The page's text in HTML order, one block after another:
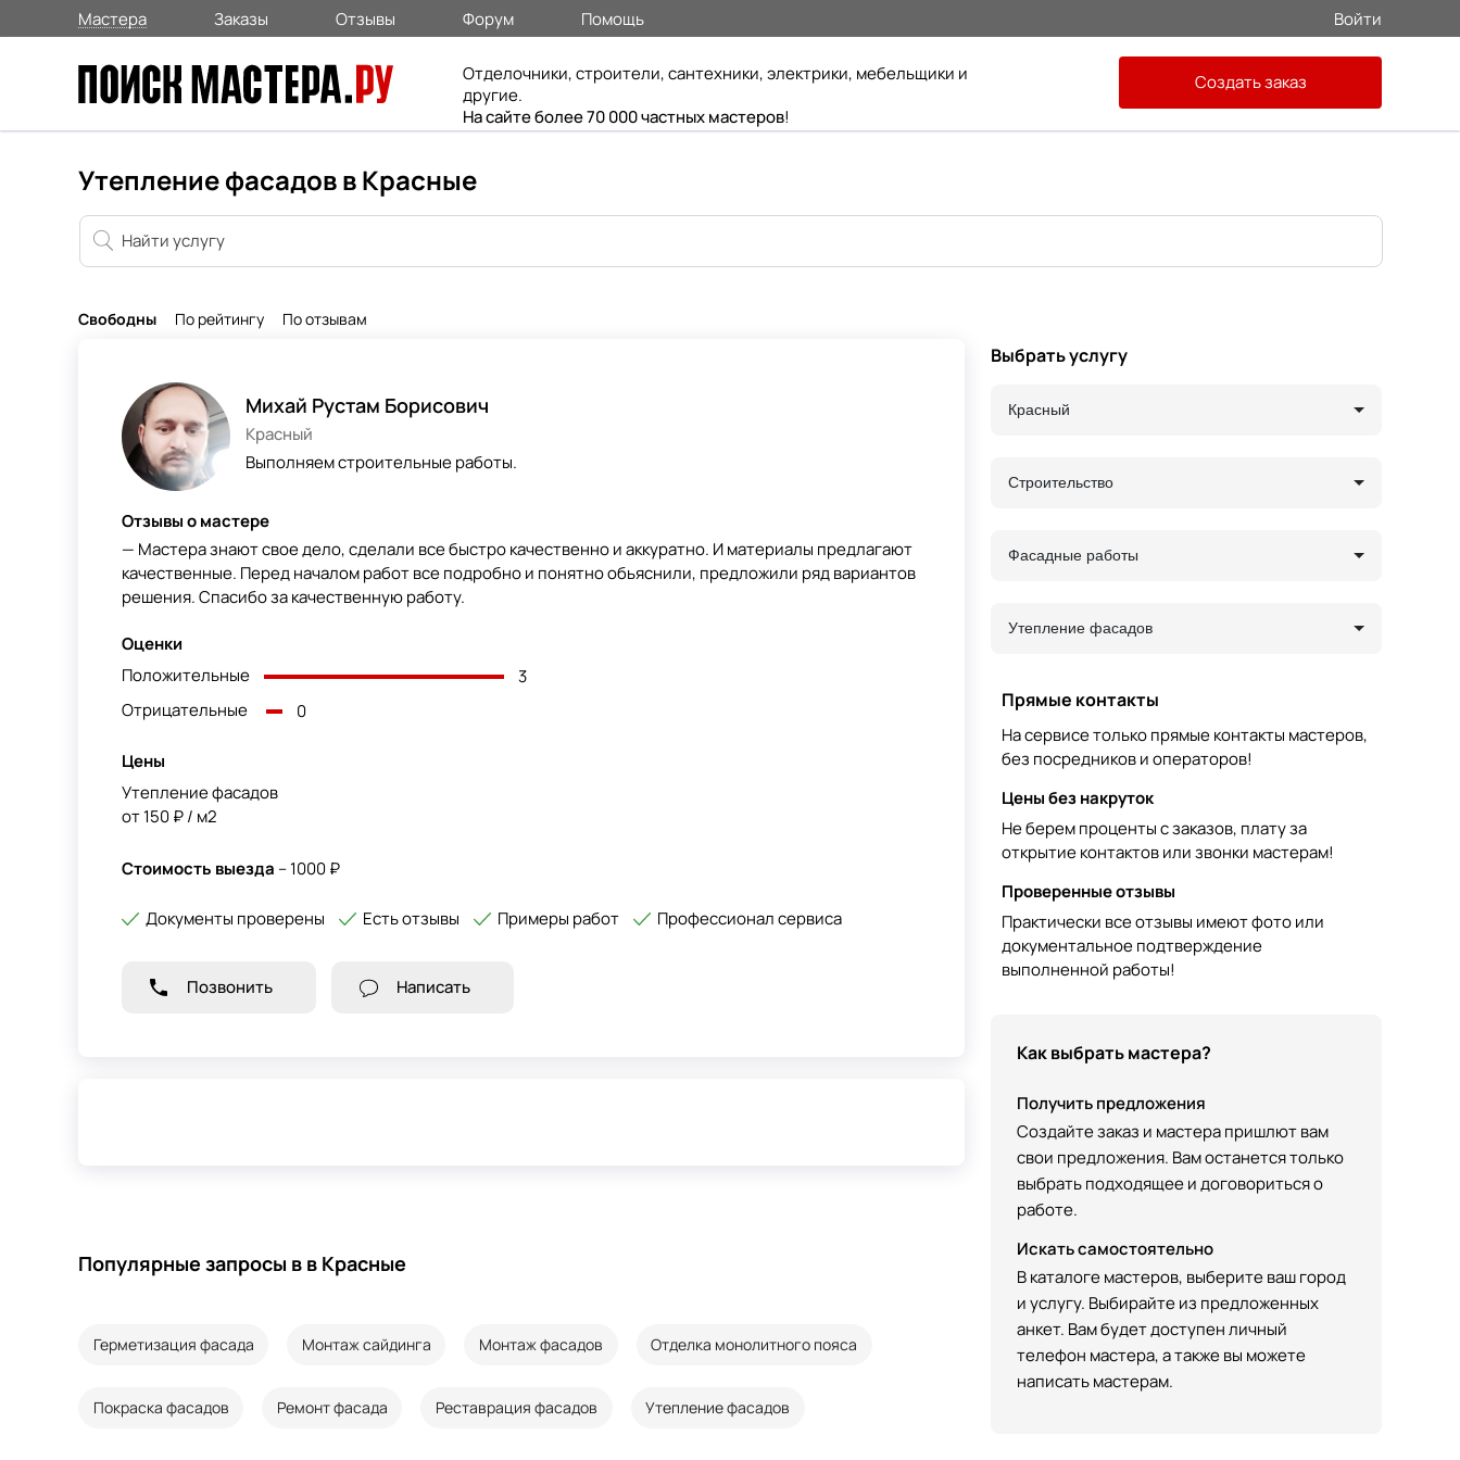
Мастера Заказы Отзывы Форум Помощь Войти
Отделочники, строители, сантехники, электрики, мебельщики и
другие.
На сайте более 70 000 частных мастеров!
Создать заказ
Утепление фасадов в Красные
Свободны По рейтингу По отзывам
Михай Рустам Борисович
Красный
Выполняем строительные работы.
Отзывы о мастере
— Мастера знают свое дело, сделали все быстро качественно и аккуратно. И материалы предлагают
качественные. Перед началом работ все подробно и понятно обьяснили, предложили ряд вариантов
решения. Спасибо за качественную работу.
Оценки
Положительные
3
Отрицательные
0
Цены
Утепление фасадов
от 150 ₽ / м2
Стоимость выезда – 1000 ₽
Документы проверены Есть отзывы Примеры работ Профессионал сервиса
Позвонить Написать
Популярные запросы в в Красные
Герметизация фасада Монтаж сайдинга Монтаж фасадов Отделка монолитного пояса
Покраска фасадов Ремонт фасада Реставрация фасадов Утепление фасадов
Выбрать услугу
Красный
Строительство
Фасадные работы
Утепление фасадов
Прямые контакты
На сервисе только прямые контакты мастеров,
без посредников и операторов!
Цены без накруток
Не берем проценты с заказов, плату за
открытие контактов или звонки мастерам!
Проверенные отзывы
Практически все отзывы имеют фото или
документальное подтверждение
выполненной работы!
Как выбрать мастера?
Получить предложения
Создайте заказ и мастера пришлют вам
свои предложения. Вам останется только
выбрать подходящее и договориться о
работе.
Искать самостоятельно
В каталоге мастеров, выберите ваш город
и услугу. Выбирайте из предложенных
анкет. Вам будет доступен личный
телефон мастера, а также вы можете
написать мастерам.